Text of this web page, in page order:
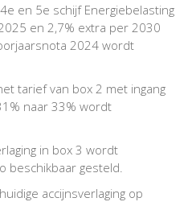
en 5e schijf Energiebelasting
en 2,7% extra per 2030
2024 wordt
tarief van box 2 met ingang
naar 33% wordt
in box 3 wordt
beschikbaar gesteld.
accijnsverlaging op